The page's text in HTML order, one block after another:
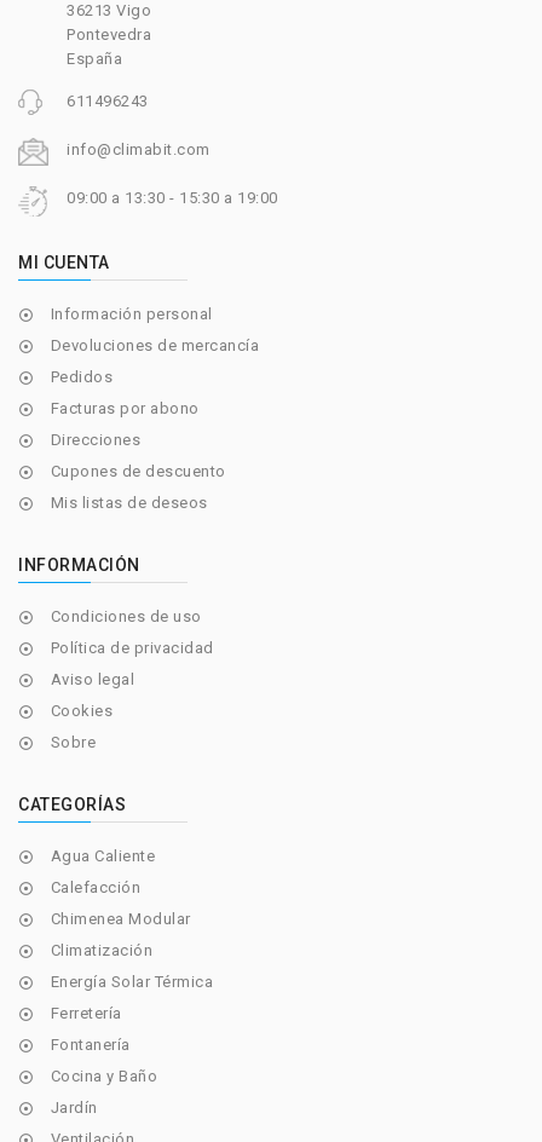
36213 Vigo
Pontevedra
España
611496243
info@climabit.com
09:00 a 13:30 - 15:30 a 19:00
MI CUENTA
 Información personal
 Devoluciones de mercancía
 Pedidos
 Facturas por abono
 Direcciones
 Cupones de descuento
 Mis listas de deseos
INFORMACIÓN
 Condiciones de uso
 Política de privacidad
 Aviso legal
 Cookies
 Sobre
CATEGORÍAS
 Agua Caliente
 Calefacción
 Chimenea Modular
 Climatización
 Energía Solar Térmica
 Ferretería
 Fontanería
 Cocina y Baño
 Jardín